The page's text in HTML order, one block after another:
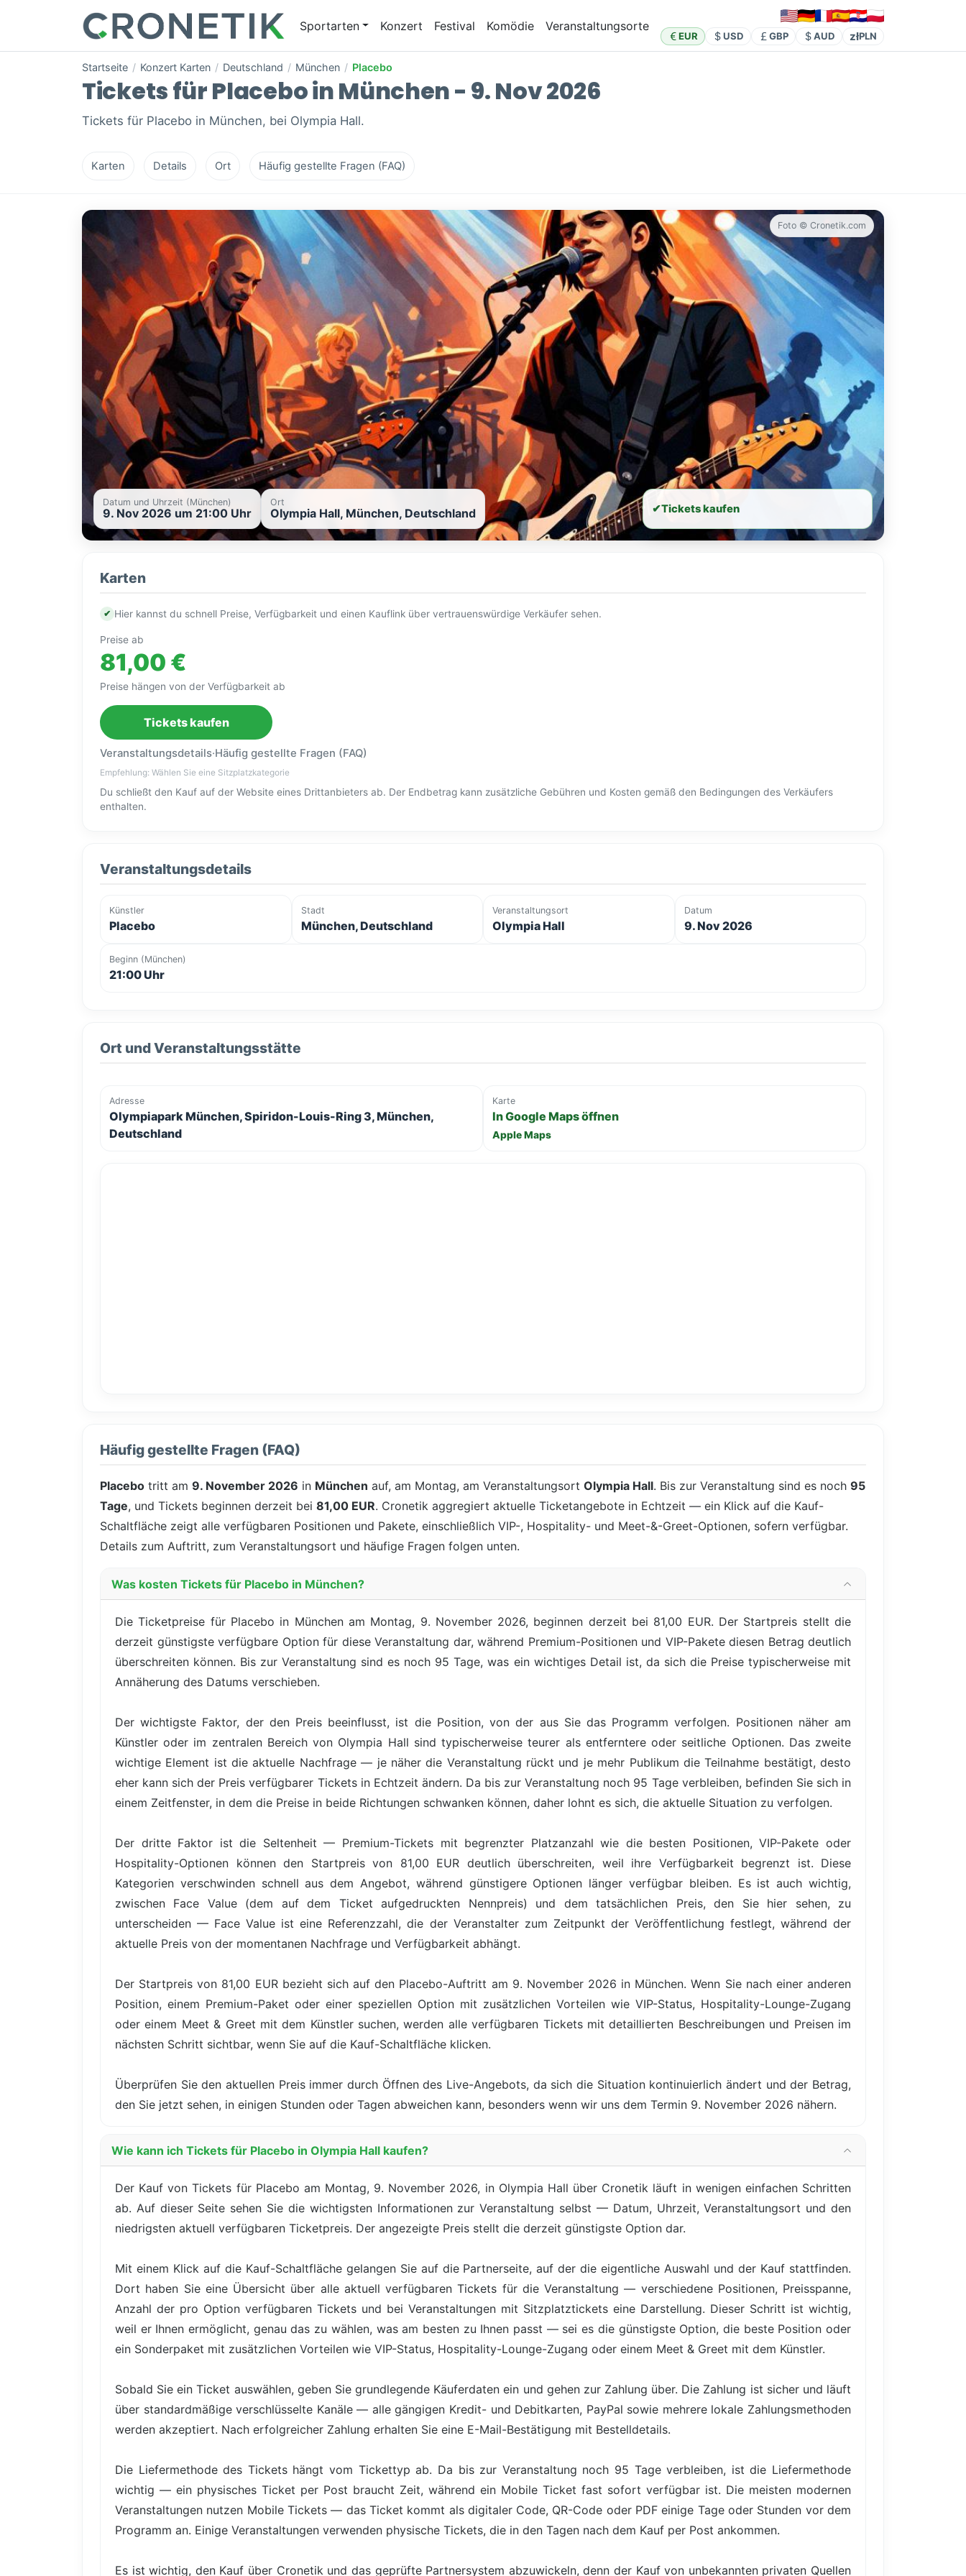
Sportarten Konzert Festival Komödie Veranstaltungsorte
EUR USD GBP AUD złPLN
Startseite / Konzert Karten / Deutschland / München / Placebo
Tickets für Placebo in München - 9. Nov 2026
Tickets für Placebo in München, bei Olympia Hall.
Karten Details Ort Häufig gestellte Fragen (FAQ)
Foto © Cronetik.com
Datum und Uhrzeit (München)
9. Nov 2026 um 21:00 Uhr
Ort
Olympia Hall, München, Deutschland ✔Tickets kaufen
Karten
✔ Hier kannst du schnell Preise, Verfügbarkeit und einen Kauflink über vertrauenswürdige Verkäufer sehen.
Preise ab
81,00 €
Preise hängen von der Verfügbarkeit ab
Tickets kaufen
Veranstaltungsdetails·Häufig gestellte Fragen (FAQ)
Empfehlung: Wählen Sie eine Sitzplatzkategorie
Du schließt den Kauf auf der Website eines Drittanbieters ab. Der Endbetrag kann zusätzliche Gebühren und Kosten gemäß den Bedingungen des Verkäufers
enthalten.
Veranstaltungsdetails
Künstler
Placebo
Stadt
München, Deutschland
Veranstaltungsort
Olympia Hall
Datum
9. Nov 2026
Beginn (München)
21:00 Uhr
Ort und Veranstaltungsstätte
Adresse
Olympiapark München, Spiridon-Louis-Ring 3, München,
Deutschland
Karte
In Google Maps öffnen
Apple Maps
Häufig gestellte Fragen (FAQ)
Placebo tritt am 9. November 2026 in München auf, am Montag, am Veranstaltungsort Olympia Hall. Bis zur Veranstaltung sind es noch 95
Tage, und Tickets beginnen derzeit bei 81,00 EUR. Cronetik aggregiert aktuelle Ticketangebote in Echtzeit — ein Klick auf die Kauf-
Schaltfläche zeigt alle verfügbaren Positionen und Pakete, einschließlich VIP-, Hospitality- und Meet-&-Greet-Optionen, sofern verfügbar.
Details zum Auftritt, zum Veranstaltungsort und häufige Fragen folgen unten.
Was kosten Tickets für Placebo in München?
Die Ticketpreise für Placebo in München am Montag, 9. November 2026, beginnen derzeit bei 81,00 EUR. Der Startpreis stellt die
derzeit günstigste verfügbare Option für diese Veranstaltung dar, während Premium-Positionen und VIP-Pakete diesen Betrag deutlich
überschreiten können. Bis zur Veranstaltung sind es noch 95 Tage, was ein wichtiges Detail ist, da sich die Preise typischerweise mit
Annäherung des Datums verschieben.
Der wichtigste Faktor, der den Preis beeinflusst, ist die Position, von der aus Sie das Programm verfolgen. Positionen näher am
Künstler oder im zentralen Bereich von Olympia Hall sind typischerweise teurer als entferntere oder seitliche Optionen. Das zweite
wichtige Element ist die aktuelle Nachfrage — je näher die Veranstaltung rückt und je mehr Publikum die Teilnahme bestätigt, desto
eher kann sich der Preis verfügbarer Tickets in Echtzeit ändern. Da bis zur Veranstaltung noch 95 Tage verbleiben, befinden Sie sich in
einem Zeitfenster, in dem die Preise in beide Richtungen schwanken können, daher lohnt es sich, die aktuelle Situation zu verfolgen.
Der dritte Faktor ist die Seltenheit — Premium-Tickets mit begrenzter Platzanzahl wie die besten Positionen, VIP-Pakete oder
Hospitality-Optionen können den Startpreis von 81,00 EUR deutlich überschreiten, weil ihre Verfügbarkeit begrenzt ist. Diese
Kategorien verschwinden schnell aus dem Angebot, während günstigere Optionen länger verfügbar bleiben. Es ist auch wichtig,
zwischen Face Value (dem auf dem Ticket aufgedruckten Nennpreis) und dem tatsächlichen Preis, den Sie hier sehen, zu
unterscheiden — Face Value ist eine Referenzzahl, die der Veranstalter zum Zeitpunkt der Veröffentlichung festlegt, während der
aktuelle Preis von der momentanen Nachfrage und Verfügbarkeit abhängt.
Der Startpreis von 81,00 EUR bezieht sich auf den Placebo-Auftritt am 9. November 2026 in München. Wenn Sie nach einer anderen
Position, einem Premium-Paket oder einer speziellen Option mit zusätzlichen Vorteilen wie VIP-Status, Hospitality-Lounge-Zugang
oder einem Meet & Greet mit dem Künstler suchen, werden alle verfügbaren Tickets mit detaillierten Beschreibungen und Preisen im
nächsten Schritt sichtbar, wenn Sie auf die Kauf-Schaltfläche klicken.
Überprüfen Sie den aktuellen Preis immer durch Öffnen des Live-Angebots, da sich die Situation kontinuierlich ändert und der Betrag,
den Sie jetzt sehen, in einigen Stunden oder Tagen abweichen kann, besonders wenn wir uns dem Termin 9. November 2026 nähern.
Wie kann ich Tickets für Placebo in Olympia Hall kaufen?
Der Kauf von Tickets für Placebo am Montag, 9. November 2026, in Olympia Hall über Cronetik läuft in wenigen einfachen Schritten
ab. Auf dieser Seite sehen Sie die wichtigsten Informationen zur Veranstaltung selbst — Datum, Uhrzeit, Veranstaltungsort und den
niedrigsten aktuell verfügbaren Ticketpreis. Der angezeigte Preis stellt die derzeit günstigste Option dar.
Mit einem Klick auf die Kauf-Schaltfläche gelangen Sie auf die Partnerseite, auf der die eigentliche Auswahl und der Kauf stattfinden.
Dort haben Sie eine Übersicht über alle aktuell verfügbaren Tickets für die Veranstaltung — verschiedene Positionen, Preisspanne,
Anzahl der pro Option verfügbaren Tickets und bei Veranstaltungen mit Sitzplatztickets eine Darstellung. Dieser Schritt ist wichtig,
weil er Ihnen ermöglicht, genau das zu wählen, was am besten zu Ihnen passt — sei es die günstigste Option, die beste Position oder
ein Sonderpaket mit zusätzlichen Vorteilen wie VIP-Status, Hospitality-Lounge-Zugang oder einem Meet & Greet mit dem Künstler.
Sobald Sie ein Ticket auswählen, geben Sie grundlegende Käuferdaten ein und gehen zur Zahlung über. Die Zahlung ist sicher und läuft
über standardmäßige verschlüsselte Kanäle — alle gängigen Kredit- und Debitkarten, PayPal sowie mehrere lokale Zahlungsmethoden
werden akzeptiert. Nach erfolgreicher Zahlung erhalten Sie eine E-Mail-Bestätigung mit Bestelldetails.
Die Liefermethode des Tickets hängt vom Tickettyp ab. Da bis zur Veranstaltung noch 95 Tage verbleiben, ist die Liefermethode
wichtig — ein physisches Ticket per Post braucht Zeit, während ein Mobile Ticket fast sofort verfügbar ist. Die meisten modernen
Veranstaltungen nutzen Mobile Tickets — das Ticket kommt als digitaler Code, QR-Code oder PDF einige Tage oder Stunden vor dem
Programm an. Einige Veranstaltungen verwenden physische Tickets, die in den Tagen nach dem Kauf per Post ankommen.
Es ist wichtig, den Kauf über Cronetik und das geprüfte Partnersystem abzuwickeln, denn der Kauf von unbekannten privaten Quellen